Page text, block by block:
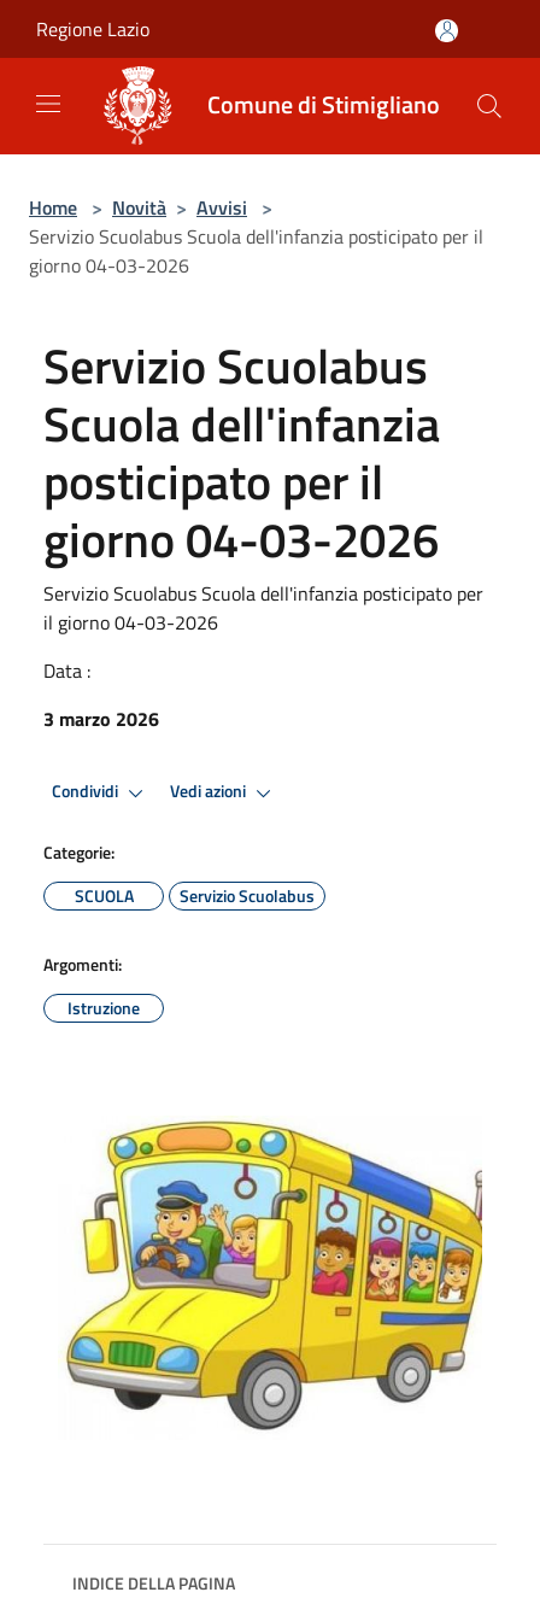
Regione Lazio
Comune di Stimigliano
Home > Novità > Avvisi >
Servizio Scuolabus Scuola dell'infanzia posticipato per il
giorno 04-03-2026
Servizio Scuolabus
Scuola dell'infanzia
posticipato per il
giorno 04-03-2026
Servizio Scuolabus Scuola dell'infanzia posticipato per
il giorno 04-03-2026
Data :
3 marzo 2026
Condividi Vedi azioni
Categorie:
SCUOLA
Servizio Scuolabus
Argomenti:
Istruzione
INDICE DELLA PAGINA